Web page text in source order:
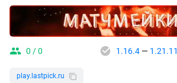
0 / 0 1.16.4— 1.21.11
play.lastpick.ru